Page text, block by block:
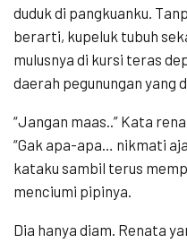
duduk di pangkuanku.
berarti, kupeluk tubuh
mulusnya di kursi teras
daerah pegunungan yang
“Jangan maas..” Kata
“Gak apa-apa… nikmati
kataku sambil terus
menciumi pipinya.
Dia hanya diam. Renata